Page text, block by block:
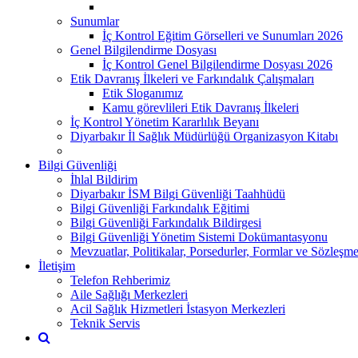
Sunumlar
İç Kontrol Eğitim Görselleri ve Sunumları 2026
Genel Bilgilendirme Dosyası
İç Kontrol Genel Bilgilendirme Dosyası 2026
Etik Davranış İlkeleri ve Farkındalık Çalışmaları
Etik Sloganımız
Kamu görevlileri Etik Davranış İlkeleri
İç Kontrol Yönetim Kararlılık Beyanı
Diyarbakır İl Sağlık Müdürlüğü Organizasyon Kitabı
Bilgi Güvenliği
İhlal Bildirim
Diyarbakır İSM Bilgi Güvenliği Taahhüdü
Bilgi Güvenliği Farkındalık Eğitimi
Bilgi Güvenliği Farkındalık Bildirgesi
Bilgi Güvenliği Yönetim Sistemi Dokümantasyonu
Mevzuatlar, Politikalar, Porsedurler, Formlar ve
İletişim
Telefon Rehberimiz
Aile Sağlığı Merkezleri
Acil Sağlık Hizmetleri İstasyon Merkezleri
Teknik Servis